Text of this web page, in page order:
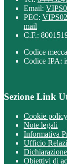
Email:
PEC:
mail
C.F.:
Codice
Codice IPA:
Sezione Link
Cookie policy
Note legali
Informativa
Ufficio
Obiettivi di